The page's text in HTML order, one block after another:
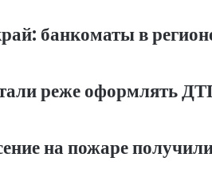
банкоматы в
реже оформлять
на пожаре